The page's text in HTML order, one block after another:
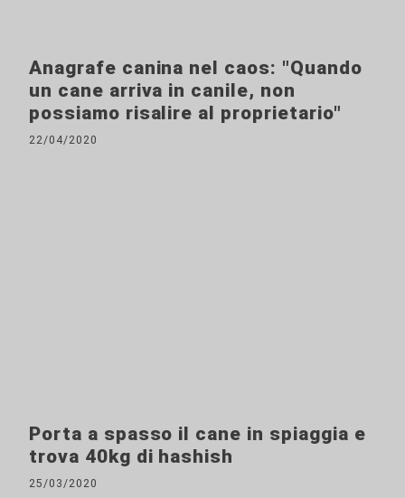
Anagrafe canina nel caos: "Quando
un cane arriva in canile, non
possiamo risalire al proprietario"
22/04/2020
Porta a spasso il cane in spiaggia e
trova 40kg di hashish
25/03/2020